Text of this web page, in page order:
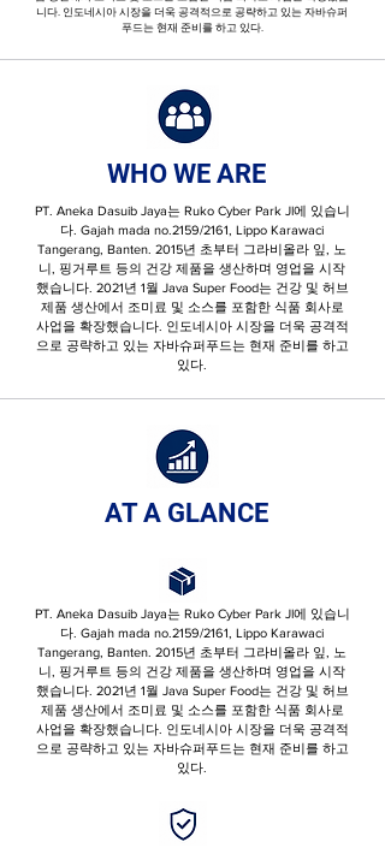
니다. 인도네시아 시장을 더욱 공격적으로 공략하고 있는 자바슈퍼
푸드는 현재 준비를 하고 있다.
WHO WE ARE
PT. Aneka Dasuib Jaya는 Ruko Cyber ​​Park Jl에 있습니
다. Gajah mada no.2159/2161, Lippo Karawaci
Tangerang, Banten. 2015년 초부터 그라비올라 잎, 노
니, 핑거루트 등의 건강 제품을 생산하며 영업을 시작
했습니다. 2021년 1월 Java Super Food는 건강 및 허브
제품 생산에서 조미료 및 소스를 포함한 식품 회사로
사업을 확장했습니다. 인도네시아 시장을 더욱 공격적
으로 공략하고 있는 자바슈퍼푸드는 현재 준비를 하고
있다.
AT A GLANCE
PT. Aneka Dasuib Jaya는 Ruko Cyber ​​Park Jl에 있습니
다. Gajah mada no.2159/2161, Lippo Karawaci
Tangerang, Banten. 2015년 초부터 그라비올라 잎, 노
니, 핑거루트 등의 건강 제품을 생산하며 영업을 시작
했습니다. 2021년 1월 Java Super Food는 건강 및 허브
제품 생산에서 조미료 및 소스를 포함한 식품 회사로
사업을 확장했습니다. 인도네시아 시장을 더욱 공격적
으로 공략하고 있는 자바슈퍼푸드는 현재 준비를 하고
있다.